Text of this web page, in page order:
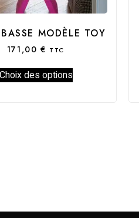
MODÈLE TOY
171,00€ TTC
Choix des options